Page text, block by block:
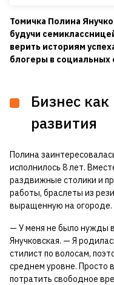
Томичка Полина
будучи
верить историям
блогеры в социальных
Бизнес
развития
Полина
исполнилось 8 лет.
раздвижные столики и
работы, браслеты из
выращенную на огороде.
— У меня не было нужды
Янучковская. — Я
стилист по волосам,
среднем уровне. Просто
потратить свободное